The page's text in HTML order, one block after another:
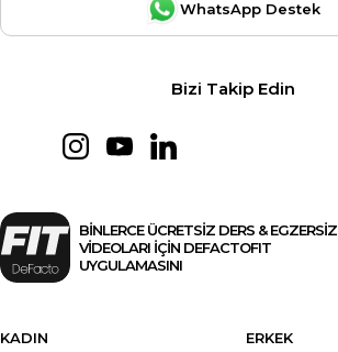
WhatsApp Destek
Bizi Takip Edin
BİNLERCE ÜCRETSİZ DERS & EGZERSİZ
VİDEOLARI İÇİN DEFACTOFIT
UYGULAMASINI
KADIN
ERKEK